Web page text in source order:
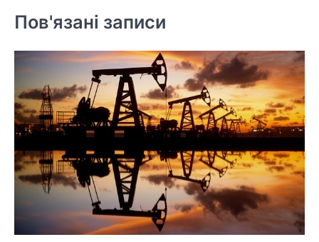
Пов'язані записи